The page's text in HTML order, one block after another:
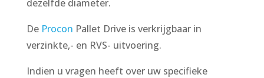
dezelfde diameter.
De Procon Pallet Drive is verkrijgbaar in
verzinkte,- en RVS- uitvoering.
Indien u vragen heeft over uw specifieke